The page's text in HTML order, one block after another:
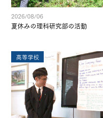
2026/08/06
夏休みの理科研究部の活動
高等学校